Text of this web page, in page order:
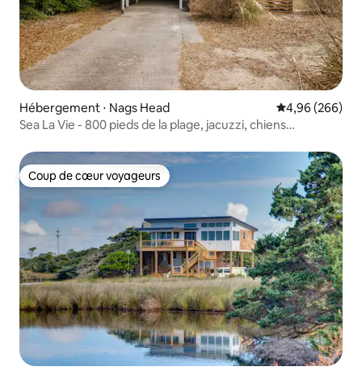
Hébergement ⋅ Nags Head Évaluation
4,96 (266)
Sea La Vie - 800 pieds de la plage, jacuzzi, chiens
Coup de cœur voyageurs
Coup de cœur voyageurs